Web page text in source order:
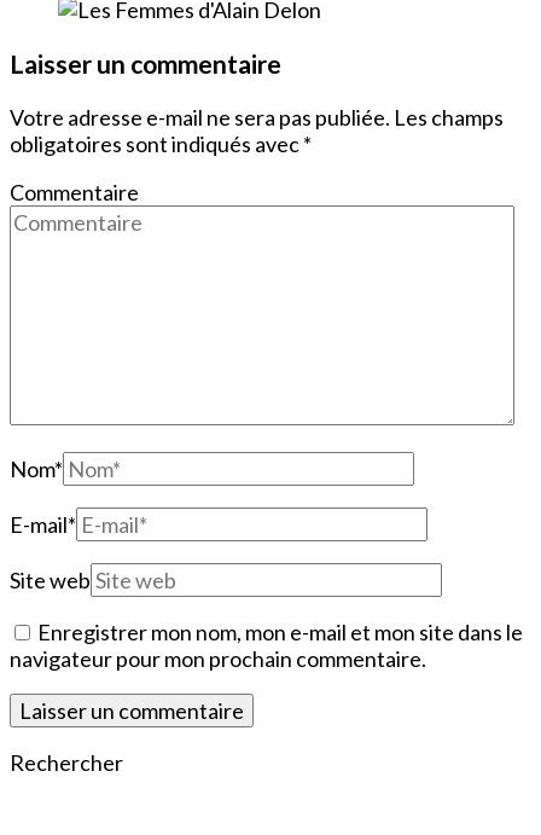
Laisser un commentaire
Votre adresse e-mail ne sera pas publiée. Les champs
obligatoires sont indiqués avec*
Commentaire
Nom*
E-mail*
Site web
Enregistrer mon nom, mon e-mail et mon site dans le
navigateur pour mon prochain commentaire.
Rechercher